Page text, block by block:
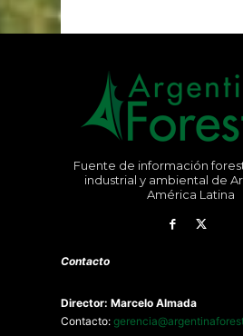
Fuente de información
industrial y ambiental de
América Latina
Contacto
Director: Marcelo Almada
Contacto: